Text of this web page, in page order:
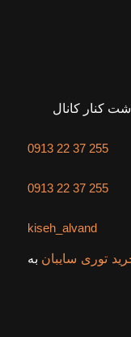
کنار کانال
0913 22 37 255
0913 22 37 255
kiseh_alvand
توری سایبان به